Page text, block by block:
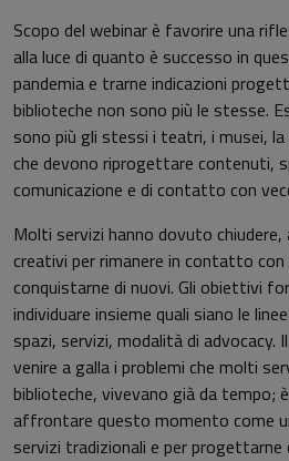
Scopo del webinar è favorire una
alla luce di quanto è successo in
pandemia e trarne indicazioni
biblioteche non sono più le stesse.
sono più gli stessi i teatri, i musei,
che devono riprogettare contenuti,
comunicazione e di contatto con
Molti servizi hanno dovuto
creativi per rimanere in contatto con
conquistarne di nuovi. Gli obiettivi
individuare insieme quali siano le
spazi, servizi, modalità di advocacy.
venire a galla i problemi che molti
biblioteche, vivevano già da tempo;
affrontare questo momento come
servizi tradizionali e per progettarne